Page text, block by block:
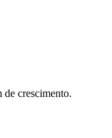
de crescimento.